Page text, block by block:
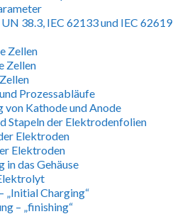
38.3, IEC 62133 und IEC 62619
Zellen
Zellen
Prozessabläufe
von Kathode und Anode
Stapeln der Elektrodenfolien
Elektroden
Elektroden
in das Gehäuse
„Initial Charging“
– „finishing“